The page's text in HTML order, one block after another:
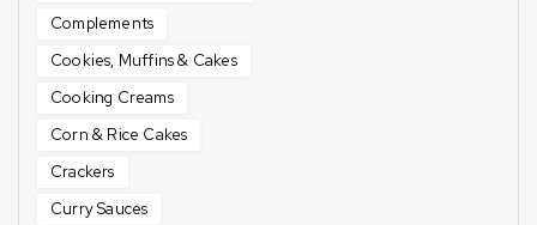
Complements
Cookies, Muffins & Cakes
Cooking Creams
Corn & Rice Cakes
Crackers
Curry Sauces